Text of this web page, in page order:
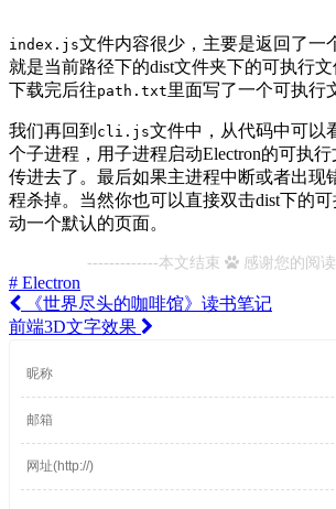
index.js文件内容很少，主要是返回了一
就是当前路径下的dist文件夹下的可执行
下载完后往path.txt里面写了一个可执行
我们再回到 cli.js文件中，从代码中可以
个子进程，用子进程启动Electron的可执
传进去了。最后如果主进程中断或者出现
程杀掉。当然你也可以直接双击dist下的
动一个默认的页面。
-------------本文结束 感谢您的阅
# Electron
《世界尽头的咖啡馆》读书笔记
前端3D文字效果